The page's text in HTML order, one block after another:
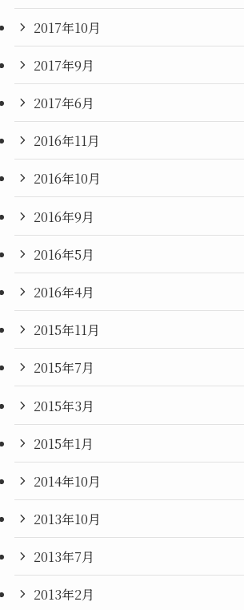
2017年10月
2017年9月
2017年6月
2016年11月
2016年10月
2016年9月
2016年5月
2016年4月
2015年11月
2015年7月
2015年3月
2015年1月
2014年10月
2013年10月
2013年7月
2013年2月